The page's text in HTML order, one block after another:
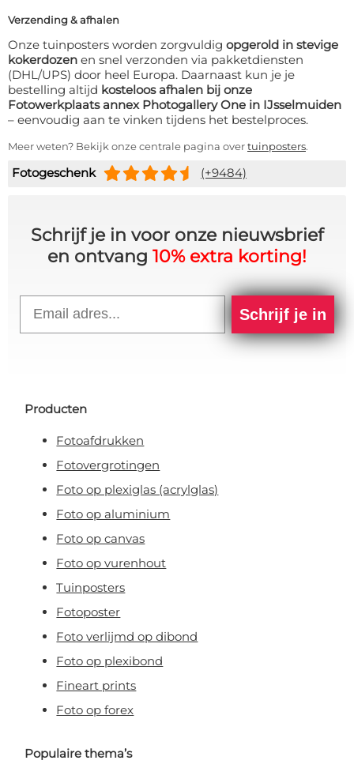
Verzending & afhalen
Onze tuinposters worden zorgvuldig opgerold in stevige
kokerdozen en snel verzonden via pakketdiensten
(DHL/UPS) door heel Europa. Daarnaast kun je je
bestelling altijd kosteloos afhalen bij onze
Fotowerkplaats annex Photogallery One in IJsselmuiden
– eenvoudig aan te vinken tijdens het bestelproces.
Meer weten? Bekijk onze centrale pagina overtuinposters.
Fotogeschenk (+9484)
Schrijf je in voor onze nieuwsbrief
en ontvang 10% extra korting!
Schrijf je in
Producten
Fotoafdrukken
Fotovergrotingen
Foto op plexiglas (acrylglas)
Foto op aluminium
Foto op canvas
Foto op vurenhout
Tuinposters
Fotoposter
Foto verlijmd op dibond
Foto op plexibond
Fineart prints
Foto op forex
Populaire thema’s